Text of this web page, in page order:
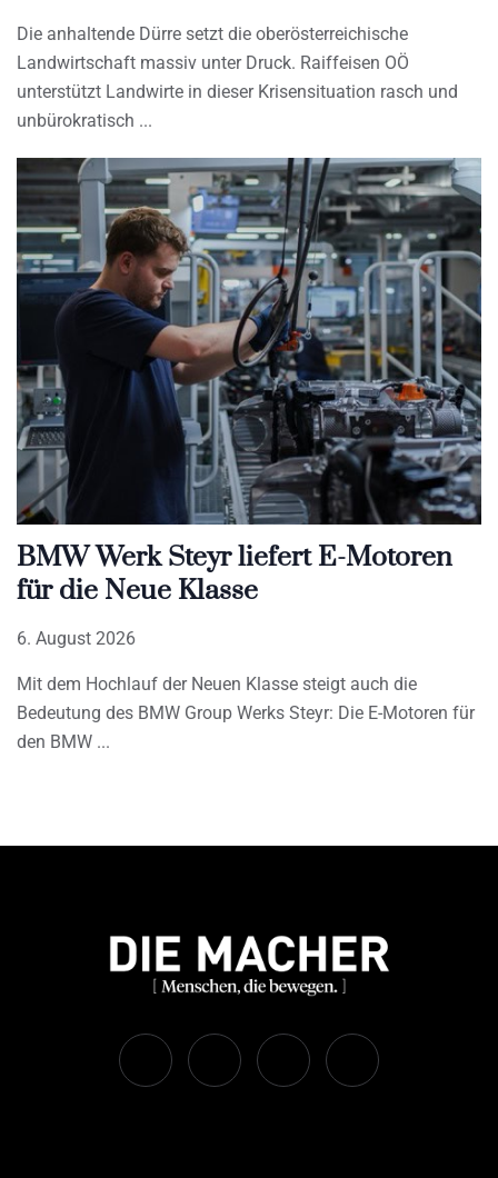
Die anhaltende Dürre setzt die oberösterreichische
Landwirtschaft massiv unter Druck. Raiffeisen OÖ
unterstützt Landwirte in dieser Krisensituation rasch und
unbürokratisch
BMW Werk Steyr liefert E-Motoren
für die Neue Klasse
6. August 2026
Mit dem Hochlauf der Neuen Klasse steigt auch die
Bedeutung des BMW Group Werks Steyr: Die E-Motoren für
den BMW